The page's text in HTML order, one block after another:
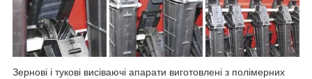
Зернові і тукові висіваючі апарати виготовлені з полімерних